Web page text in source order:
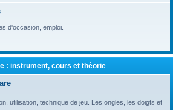
d'occasion, emploi.
: instrument, cours et théorie
utilisation, technique de jeu. Les ongles, les doigts et